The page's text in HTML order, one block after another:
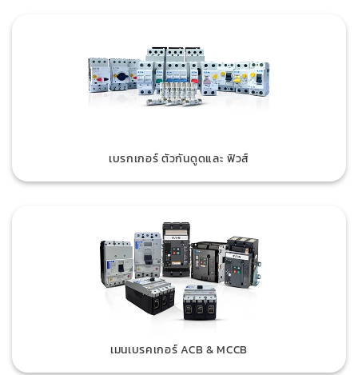
เบรกเกอร์ ตัวกันดูดและ ฟิวส์
เมนเบรคเกอร์ ACB & MCCB